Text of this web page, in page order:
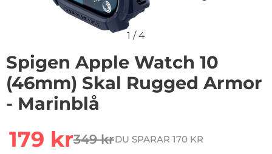
1 /4
Spigen Apple Watch 10
(46mm) Skal Rugged Armor
- Marinblå
rea pris
179 krtidigare pris
349 krDU SPARAR 170 KR